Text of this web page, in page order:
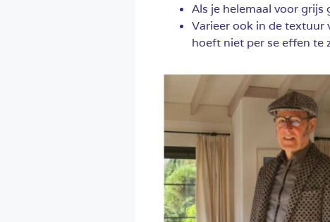
Als je helemaal voor grijs
Varieer ook in de textuur
hoeft niet per se effen te